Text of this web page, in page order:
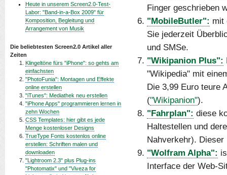
Heute in unserem Screen2.0-Test-
Labor: "Band-in-a-Box 2009" für
Komposition, Begleitung und
Arrangement von Musik
Die beliebtesten Screen2.0 Artikel aller
Zeiten
Klingeltöne fürs "iPhone": so gehts am
einfachsten
"PhotoFunia": Montagen und Effekte
online erstellen
"iTunes": Mediathek neu erstellen
"iPhone Apps" programmieren lernen in
zehn Wochen
CSS Templates: hier gibt es jede
Menge kostenloser Designs
TrueType Fonts kostenlos online
erstellen: Schriften malen und
downloaden
"Lightroom 2.3" plus Plug-ins
"Photomatix" und "Viveza for
Finger geschrieben
"MobileButler": mit
Sie jederzeit
und SMSe.
"Wikipanion Plus":
"Wikipedia" mit
Die 3,99 Euro teure
("Wikipanion").
"Fahrplan": diese
Haltestellen und
Nahverkehr). Dieser
"Wolfram Alpha":
Interface der Web-